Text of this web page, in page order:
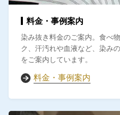
料金・事例案内
染み抜き料金のご案内。食べ
ク、汗汚れや血液など、染み
をご案内しています。
料金・事例案内